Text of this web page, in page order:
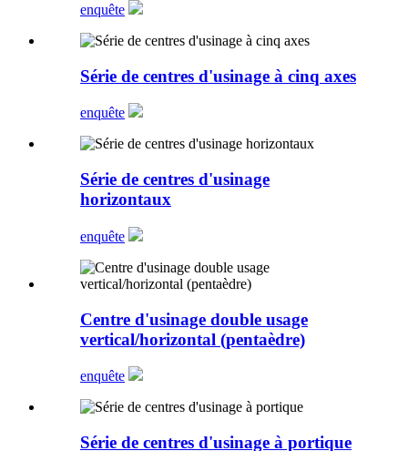
enquête
Série de centres d'usinage à cinq axes
enquête
Série de centres d'usinage
horizontaux
enquête
Centre d'usinage double usage
vertical/horizontal (pentaèdre)
enquête
Série de centres d'usinage à portique